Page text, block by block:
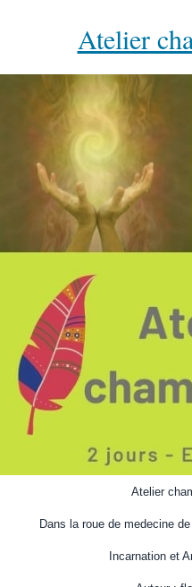
Atelier
Atelier
Dans la roue de medecine
Incarnation et